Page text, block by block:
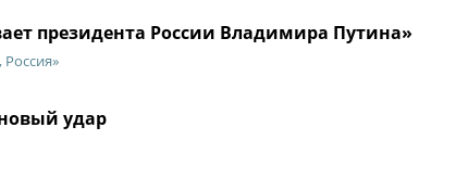
президента России Владимира Путина»
удар